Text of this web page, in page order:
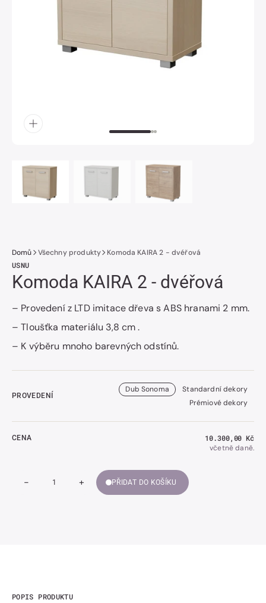
Domů Všechny produkty
Komoda KAIRA 2 - dvéřová
USNU
Komoda KAIRA 2 - dvéřová
– Provedení z LTD imitace dřeva s ABS hranami 2 mm.
– Tloušťka materiálu 3,8 cm .
– K výběru mnoho barevných odstínů.
PROVEDENÍ
Dub Sonoma
Standardní dekory
Prémiové dekory
CENA Běžná
cena
10.300,00 Kč
včetně daně.
Snížit
-
Zvýšit
množství
+ PŘIDAT DO KOŠÍKU
POPIS PRODUKTU